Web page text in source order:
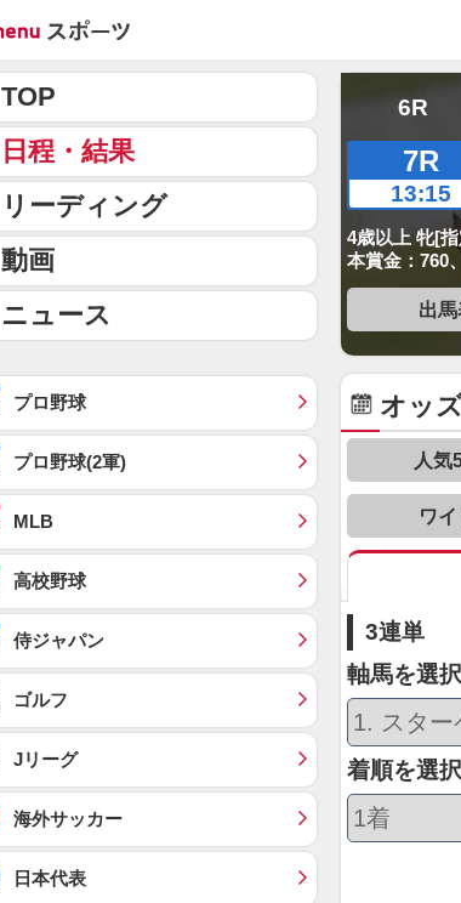
6R
7R
13:15
4歳以上 牝[
本賞金：760
出
オッ
人気
ワイ
3連単
軸馬を選
着順を選
TOP
日程・結果
リーディング
動画
ニュース
プロ野球
プロ野球(2軍)
MLB
高校野球
侍ジャパン
ゴルフ
Jリーグ
海外サッカー
日本代表